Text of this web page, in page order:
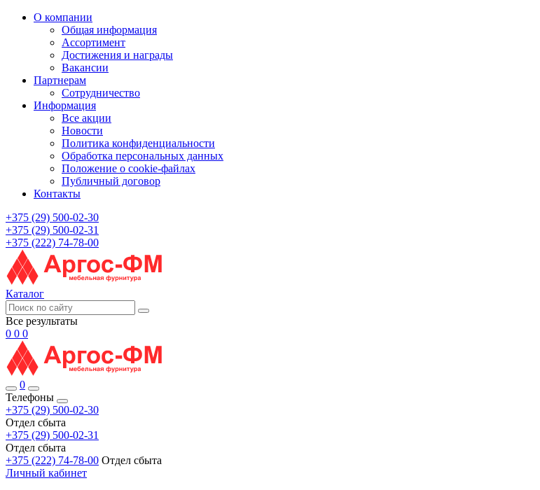
О компании
Общая информация
Ассортимент
Достижения и награды
Вакансии
Партнерам
Сотрудничество
Информация
Все акции
Новости
Политика конфиденциальности
Обработка персональных данных
Положение о cookie-файлах
Публичный договор
Контакты
+375 (29) 500-02-30
+375 (29) 500-02-31
+375 (222) 74-78-00
Каталог
Все результаты
0 0 0
0
Телефоны
+375 (29) 500-02-30
Отдел сбыта
+375 (29) 500-02-31
Отдел сбыта
+375 (222) 74-78-00 Отдел сбыта
Личный кабинет